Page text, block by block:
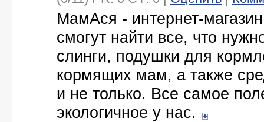
МамАся - интернет-
смогут найти все, что
слинги, подушки для
кормящих мам, а также
и не только. Все самое
экологичное у нас.